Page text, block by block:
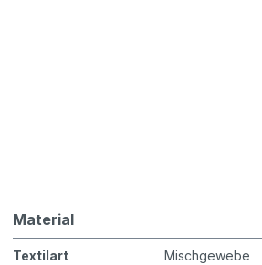
Material
Textilart
Mischgewebe